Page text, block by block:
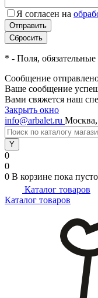
Я согласен на
* - Поля,
Сообщение
Ваше сообщение
Вами свяжется наш
Закрыть окно
info@arbalet.ru Москва,
0
0
0 В корзине пока пусто
Каталог товаров
Каталог товаров